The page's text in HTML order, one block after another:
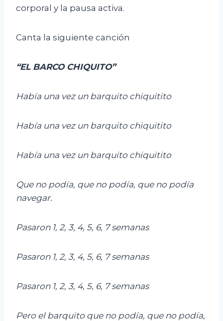
corporal y la pausa activa.
Canta la siguiente canción
“EL BARCO CHIQUITO”
Había una vez un barquito chiquitito
Había una vez un barquito chiquitito
Había una vez un barquito chiquitito
Que no podía, que no podía, que no podía
navegar.
Pasaron 1, 2, 3, 4, 5, 6, 7 semanas
Pasaron 1, 2, 3, 4, 5, 6, 7 semanas
Pasaron 1, 2, 3, 4, 5, 6, 7 semanas
Pero el barquito que no podía, que no podía,